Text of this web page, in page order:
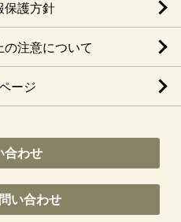
保護方針
注意について
ージ
合わせ
い合わせ